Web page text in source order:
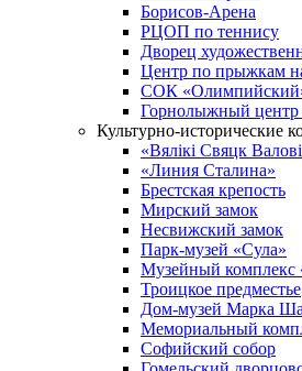
Борисов-Арена
РЦОП по теннису
Дворец
Центр по прыжкам
СОК
Горнолыжный центр
Культурно-исторические
«Вялікі Свяцк
«Линия Сталина»
Брестская крепость
Мирский замок
Несвижский замок
Парк-музей «Сула»
Музейный комплекс
Троицкое предместье
Дом-музей Марка
Мемориальный
Софийский собор